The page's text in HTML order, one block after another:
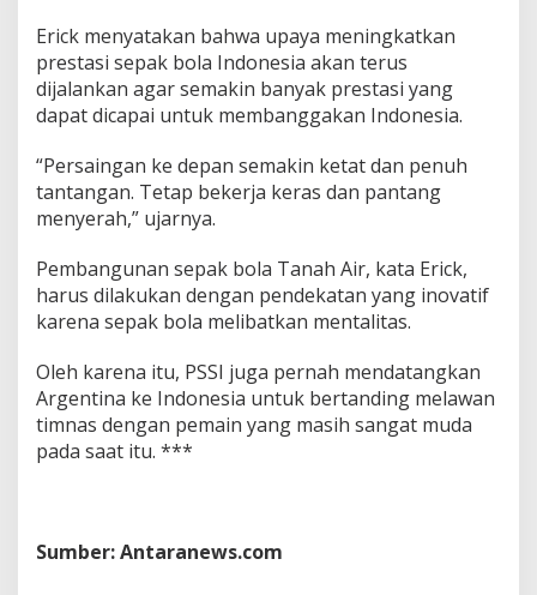
Erick menyatakan bahwa upaya meningkatkan
prestasi sepak bola Indonesia akan terus
dijalankan agar semakin banyak prestasi yang
dapat dicapai untuk membanggakan Indonesia.
“Persaingan ke depan semakin ketat dan penuh
tantangan. Tetap bekerja keras dan pantang
menyerah,” ujarnya.
Pembangunan sepak bola Tanah Air, kata Erick,
harus dilakukan dengan pendekatan yang inovatif
karena sepak bola melibatkan mentalitas.
Oleh karena itu, PSSI juga pernah mendatangkan
Argentina ke Indonesia untuk bertanding melawan
timnas dengan pemain yang masih sangat muda
pada saat itu. ***
Sumber: Antaranews.com